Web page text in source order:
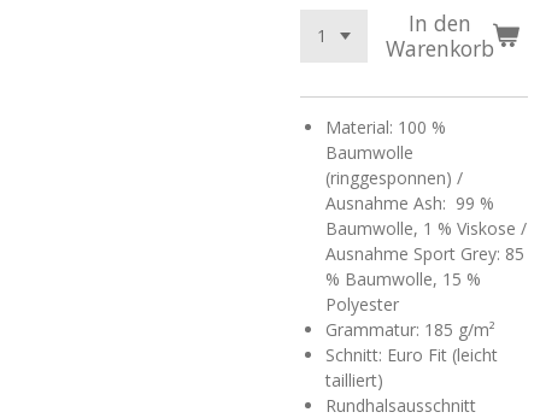
In den
Warenkorb
Material: 100 %
Baumwolle
(ringgesponnen) /
Ausnahme Ash: 99 %
Baumwolle, 1 % Viskose /
Ausnahme Sport Grey: 85
% Baumwolle, 15 %
Polyester
Grammatur: 185 g/m²
Schnitt: Euro Fit (leicht
tailliert)
Rundhalsausschnitt